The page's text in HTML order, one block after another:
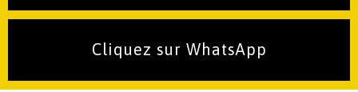
Cliquez sur WhatsApp